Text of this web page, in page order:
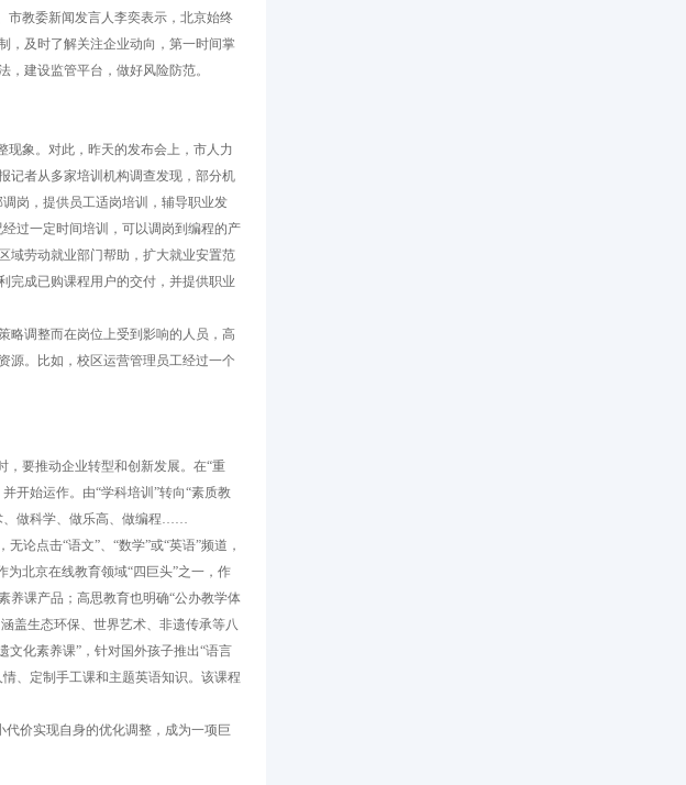
教委新闻发言人李奕表示，北京始终
，及时了解关注企业动向，第一时间掌
建设监管平台，做好风险防范。
象。对此，昨天的发布会上，市人力
记者从多家培训机构调查发现，部分机
岗，提供员工适岗培训，辅导职业发
过一定时间培训，可以调岗到编程的产
域劳动就业部门帮助，扩大就业安置范
完成已购课程用户的交付，并提供职业
调整而在岗位上受到影响的人员，高
源。比如，校区运营管理员工经过一个
要推动企业转型和创新发展。在“重
开始运作。由“学科培训”转向“素质教
、做科学、做乐高、做编程……
点击“语文”、“数学”或“英语”频道，
为北京在线教育领域“四巨头”之一，作
养课产品；高思教育也明确“公办教学体
盖生态环保、世界艺术、非遗传承等八
文化素养课”，针对国外孩子推出“语言
、定制手工课和主题英语知识。该课程
价实现自身的优化调整，成为一项巨